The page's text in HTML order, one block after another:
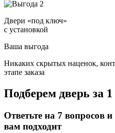
Двери «под ключ»
с установкой
Ваша выгода
Никаких скрытых наценок,
этапе заказа
Подберем дверь за
Ответьте на 7 вопросов
вам подходит